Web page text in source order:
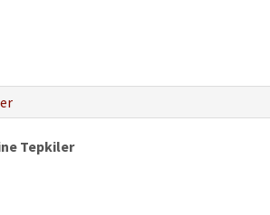
Tepkiler